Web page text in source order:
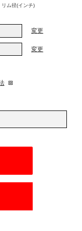
リム径(インチ)
変更
変更